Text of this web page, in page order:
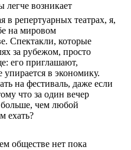
легче возникает
в репертуарных театрах, я,
на мировом
Спектакли, которые
за рубежом, просто
его приглашают,
в экономику.
на фестиваль, даже если
что за один вечер
чем любой
ехать?
обществе нет пока